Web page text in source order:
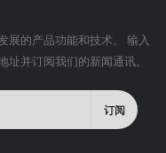
展的产品功能和技术。 输入
址并订阅我们的新闻通讯。